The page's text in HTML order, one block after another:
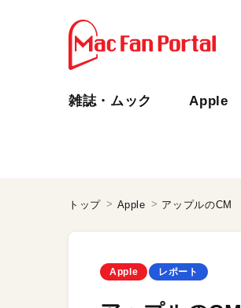
雑誌・ムック Apple
トップ Apple アップルのCM
Apple レポート